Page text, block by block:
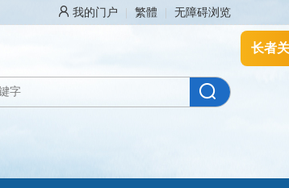
我的门户 繁體 无障碍浏览
长者